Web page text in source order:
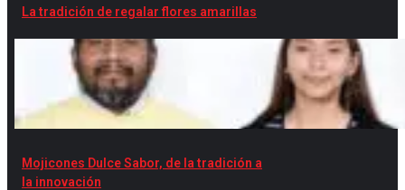
La tradición de regalar flores amarillas
Mojicones Dulce Sabor, de la tradición a
la innovación